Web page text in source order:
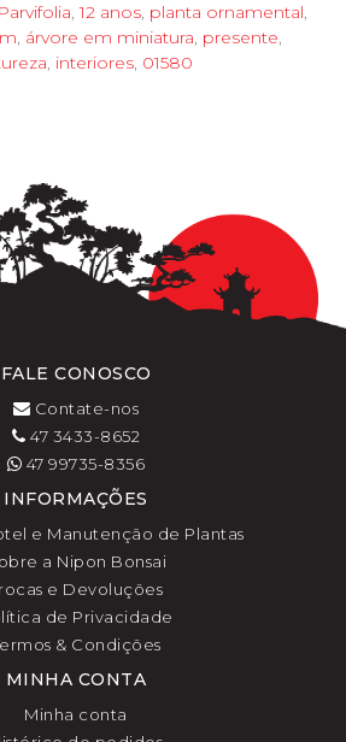
,12 anos, planta ornamental,
, árvore em miniatura, presente,
, interiores, 01580
FALE CONOSCO
Contate-nos
47 3433-8652
47 99735-8356
INFORMAÇÕES
e Manutenção de Plantas
a Nipon Bonsai
e Devoluções
de Privacidade
& Condições
MINHA CONTA
Minha conta